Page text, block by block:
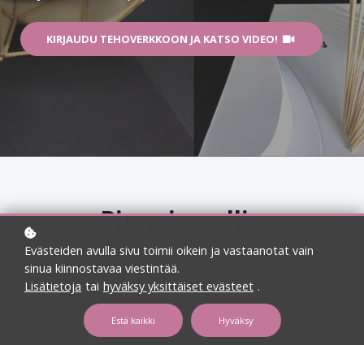
KIRJAUDU TEHOVERKKOON JA KATSO VIDEO!
Pienoismallin
rakentaminen
Pienoismallin rakentelu on yleinen ja toistuva
tehtävätyyppi luovien alojen pääsykokeissa ja
ennakkotehtävissä. Sen avulla arvioidaan hakijan
Evästeiden avulla sivu toimii oikein ja vastaanotat vain
sinua kiinnostavaa viestintää.
Lisätietoja tai hyväksy yksittäiset evästeet .
Estä kaikki Hyväksy